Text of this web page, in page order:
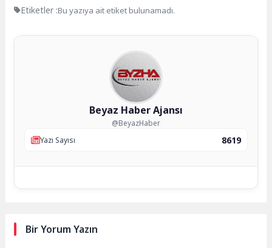
Etiketler :Bu yazıya ait etiket bulunamadı.
Beyaz Haber Ajansı
@BeyazHaber
Yazı Sayısı
8619
Bir Yorum Yazın